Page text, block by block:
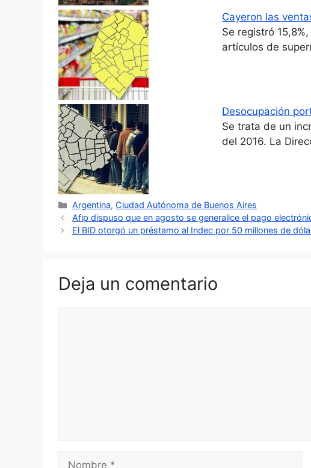
Cayeron las
Se registró
artículos de
Desocupación
Se trata de un
del 2016. La
Categorías
Argentina, Ciudad Autónoma de Buenos Aires
Afip dispuso que en agosto se generalice el pago
El BID otorgó un préstamo al Indec por 50 millones de
Deja un comentario
Nombre